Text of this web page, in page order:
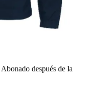
Abonado después de la